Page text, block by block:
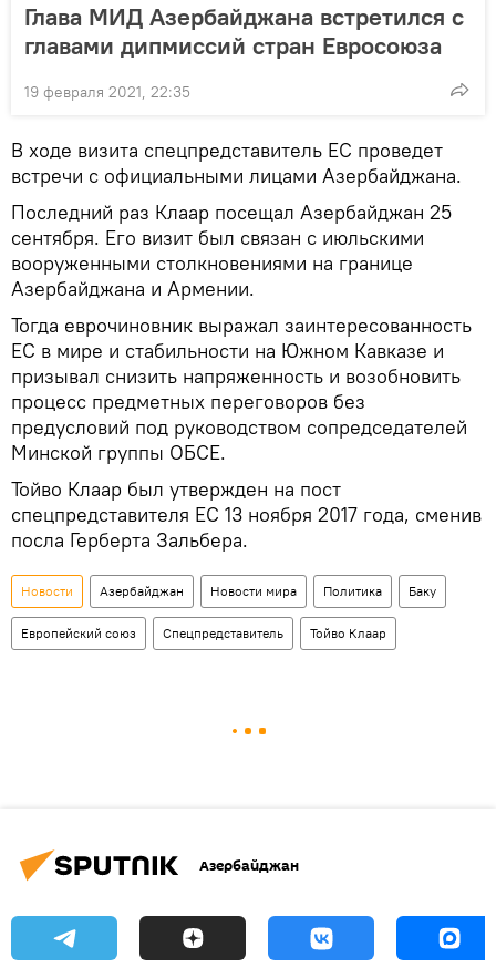
Глава МИД Азербайджана встретился с
главами дипмиссий стран Евросоюза
19 февраля 2021, 22:35
В ходе визита спецпредставитель ЕС проведет
встречи с официальными лицами Азербайджана.
Последний раз Клаар посещал Азербайджан 25
сентября. Его визит был связан с июльскими
вооруженными столкновениями на границе
Азербайджана и Армении.
Тогда еврочиновник выражал заинтересованность
ЕС в мире и стабильности на Южном Кавказе и
призывал снизить напряженность и возобновить
процесс предметных переговоров без
предусловий под руководством сопредседателей
Минской группы ОБСЕ.
Тойво Клаар был утвержден на пост
спецпредставителя ЕС 13 ноября 2017 года, сменив
посла Герберта Зальбера.
Новости Азербайджан Новости мира Политика Баку
Европейский союз Спецпредставитель Тойво Клаар
Азербайджан